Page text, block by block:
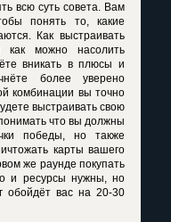
всю суть совета. Вам
понять то, какие
Как выстраивать
как можно насолить
вникать в плюсы и
более уверено
комбинации вы точно
выстраивать свою
что вы должны
победы, но также
карты вашего
же раунде покупать
и ресурсы нужны, но
обойдёт вас на 20-30